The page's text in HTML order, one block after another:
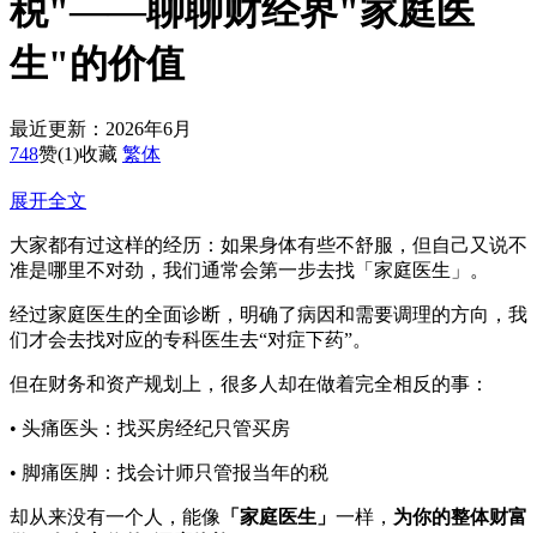
税"——聊聊财经界"家庭医
生"的价值
最近更新：2026年6月
748赞(1)收藏 繁体
展开全文
大家都有过这样的经历：如果身体有些不舒服，但自己又说不
准是哪里不对劲，我们通常会第一步去找「家庭医生」。
经过家庭医生的全面诊断，明确了病因和需要调理的方向，我
们才会去找对应的专科医生去“对症下药”。
但在财务和资产规划上，很多人却在做着完全相反的事：
• 头痛医头：找买房经纪只管买房
• 脚痛医脚：找会计师只管报当年的税
却从来没有一个人，能像 「家庭医生」 一样， 为你的整体财富